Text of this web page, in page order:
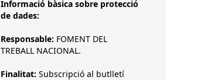
Informació bàsica sobre protecció
de dades:
Responsable: FOMENT DEL
TREBALL NACIONAL.
Finalitat: Subscripció al butlletí